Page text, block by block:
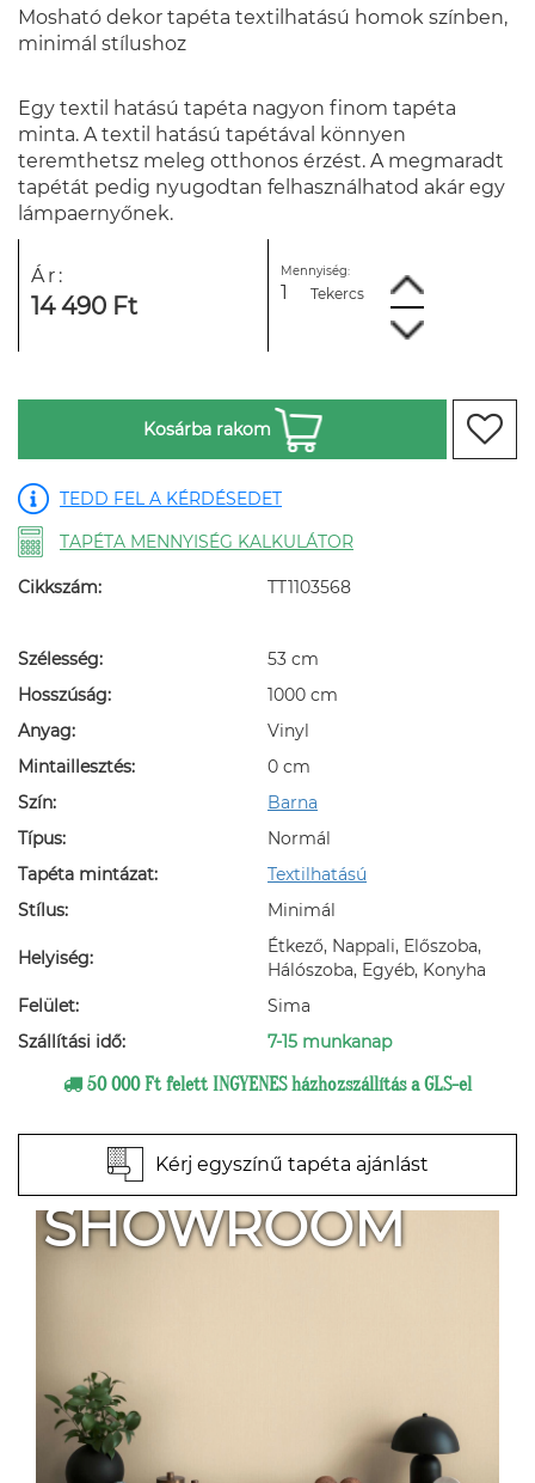
Mosható dekor tapéta textilhatású homok színben,
minimál stílushoz
Egy textil hatású tapéta nagyon finom tapéta
minta. A textil hatású tapétával könnyen
teremthetsz meleg otthonos érzést. A megmaradt
tapétát pedig nyugodtan felhasználhatod akár egy
lámpaernyőnek.
Ár:
14 490 Ft
Mennyiség:
Tekercs
Kosárba rakom
TEDD FEL A KÉRDÉSEDET
TAPÉTA MENNYISÉG KALKULÁTOR
Cikkszám: TT1103568
Szélesség:
53 cm
Hosszúság:
1000 cm
Anyag:
Vinyl
Mintaillesztés:
0 cm
Szín:
Barna
Típus:
Normál
Tapéta mintázat:
Textilhatású
Stílus:
Minimál
Helyiség:
Étkező, Nappali, Előszoba,
Hálószoba, Egyéb, Konyha
Felület:
Sima
Szállítási idő:
7-15 munkanap
50 000 Ft felett INGYENES házhozszállítás a GLS-el
Kérj egyszínű tapéta ajánlást
SHOWROOM